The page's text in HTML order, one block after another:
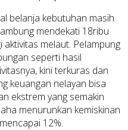
belanja kebutuhan masih
mendekati 18ribu
melaut. Pelampung
seperti hasil
kini terkuras dan
keuangan nelayan bisa
ekstrem yang semakin
menurunkan kemiskinan
12%.